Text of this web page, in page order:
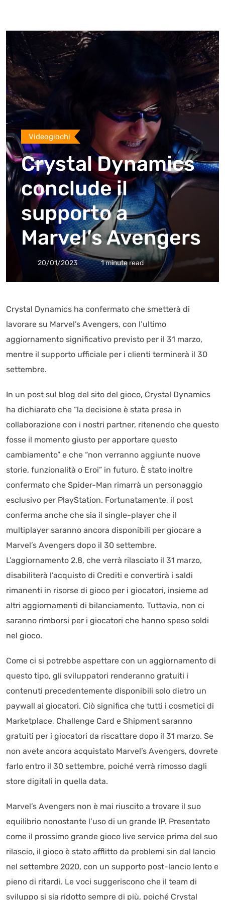
Videogiochi
Crystal Dynamics
conclude il
supporto a
Marvel’s Avengers
20/01/2023 1 minute read
Crystal Dynamics ha confermato che smetterà di
lavorare su Marvel’s Avengers, con l’ultimo
aggiornamento significativo previsto per il 31 marzo,
mentre il supporto ufficiale per i clienti terminerà il 30
settembre.
In un post sul blog del sito del gioco, Crystal Dynamics
ha dichiarato che “la decisione è stata presa in
collaborazione con i nostri partner, ritenendo che questo
fosse il momento giusto per apportare questo
cambiamento” e che “non verranno aggiunte nuove
storie, funzionalità o Eroi” in futuro. È stato inoltre
confermato che Spider-Man rimarrà un personaggio
esclusivo per PlayStation. Fortunatamente, il post
conferma anche che sia il single-player che il
multiplayer saranno ancora disponibili per giocare a
Marvel’s Avengers dopo il 30 settembre.
L’aggiornamento 2.8, che verrà rilasciato il 31 marzo,
disabiliterà l’acquisto di Crediti e convertirà i saldi
rimanenti in risorse di gioco per i giocatori, insieme ad
altri aggiornamenti di bilanciamento. Tuttavia, non ci
saranno rimborsi per i giocatori che hanno speso soldi
nel gioco.
Come ci si potrebbe aspettare con un aggiornamento di
questo tipo, gli sviluppatori renderanno gratuiti i
contenuti precedentemente disponibili solo dietro un
paywall ai giocatori. Ciò significa che tutti i cosmetici di
Marketplace, Challenge Card e Shipment saranno
gratuiti per i giocatori da riscattare dopo il 31 marzo. Se
non avete ancora acquistato Marvel’s Avengers, dovrete
farlo entro il 30 settembre, poiché verrà rimosso dagli
store digitali in quella data.
Marvel’s Avengers non è mai riuscito a trovare il suo
equilibrio nonostante l’uso di un grande IP. Presentato
come il prossimo grande gioco live service prima del suo
rilascio, il gioco è stato afflitto da problemi sin dal lancio
nel settembre 2020, con un supporto post-lancio lento e
pieno di ritardi. Le voci suggeriscono che il team di
sviluppo si sia ridotto sempre di più, poiché Crystal